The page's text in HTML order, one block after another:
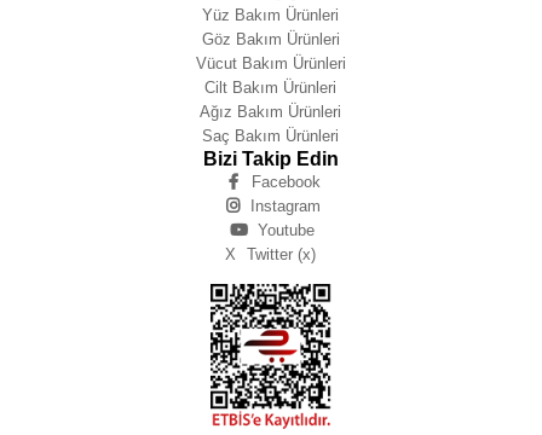
Yüz Bakım Ürünleri
Göz Bakım Ürünleri
Vücut Bakım Ürünleri
Cilt Bakım Ürünleri
Ağız Bakım Ürünleri
Saç Bakım Ürünleri
Bizi Takip Edin
Facebook
Instagram
Youtube
X
Twitter (x)